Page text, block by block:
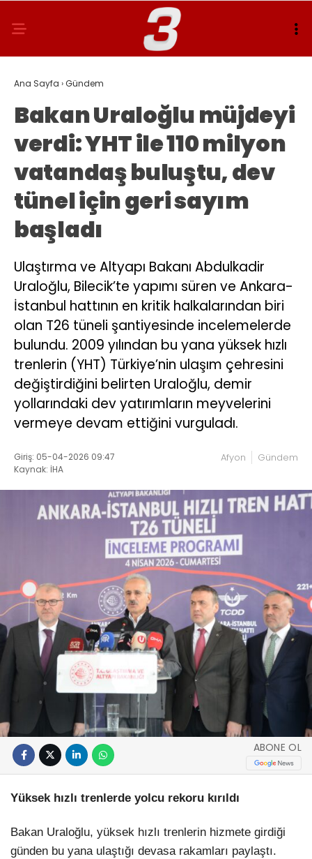
Ana Sayfa ›Gündem
Bakan Uraloğlu müjdeyi
verdi: YHT ile 110 milyon
vatandaş buluştu, dev
tünel için geri sayım
başladı
Ulaştırma ve Altyapı Bakanı Abdulkadir
Uraloğlu, Bilecik’te yapımı süren ve Ankara-
İstanbul hattının en kritik halkalarından biri
olan T26 tüneli şantiyesinde incelemelerde
bulundu. 2009 yılından bu yana yüksek hızlı
trenlerin (YHT) Türkiye’nin ulaşım çehresini
değiştirdiğini belirten Uraloğlu, demir
yollarındaki dev yatırımların meyvelerini
vermeye devam ettiğini vurguladı.
Giriş: 05-04-2026 09:47
Kaynak: İHA
Afyon Gündem
ABONE OL
Yüksek hızlı trenlerde yolcu rekoru kırıldı
Bakan Uraloğlu, yüksek hızlı trenlerin hizmete girdiği
günden bu yana ulaştığı devasa rakamları paylaştı.